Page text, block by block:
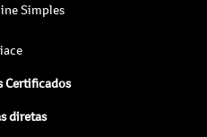
Simples
Certificados
diretas